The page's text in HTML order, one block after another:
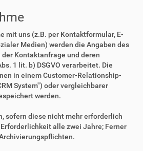
mit uns (z.B. per Kontaktformular, E-
Medien) werden die Angaben des
Kontaktanfrage und deren
1 lit. b) DSGVO verarbeitet. Die
in einem Customer-Relationship-
System") oder vergleichbarer
werden.
sofern diese nicht mehr erforderlich
alle zwei Jahre; Ferner